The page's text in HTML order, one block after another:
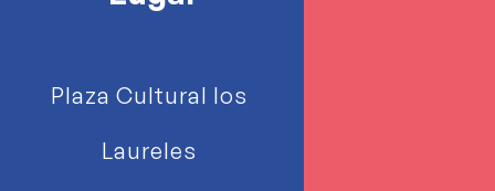
Plaza Cultural los
Laureles